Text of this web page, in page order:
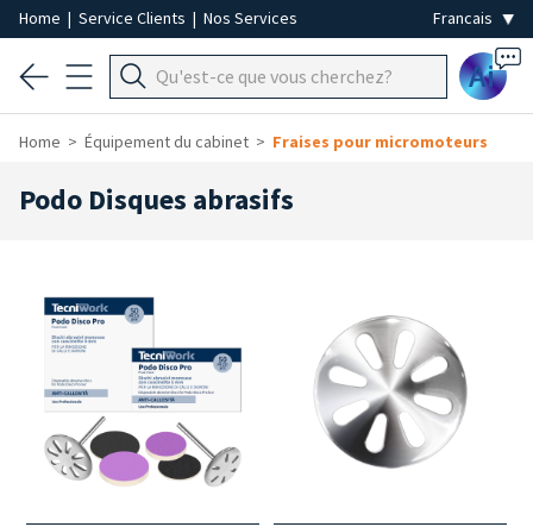
Home | Service Clients | Nos Services
Ai
Home Équipement du cabinet Fraises pour micromoteurs
Podo Disques abrasifs